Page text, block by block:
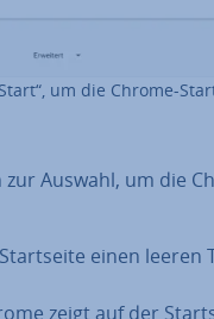
um die Chrome-
Auswahl, um die
einen leeren
zeigt auf der